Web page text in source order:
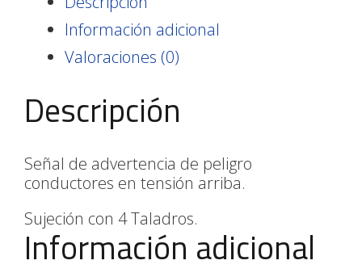
Información adicional
Valoraciones (0)
Descripción
Señal de advertencia de peligro
conductores en tensión arriba.
Sujeción con 4 Taladros.
Información adicional